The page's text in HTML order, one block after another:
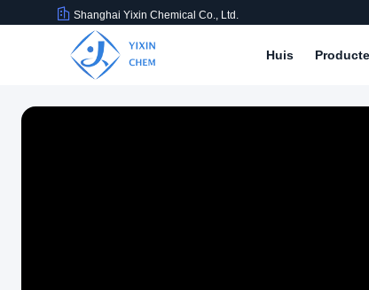
Shanghai Yixin Chemical Co., Ltd.
Huis